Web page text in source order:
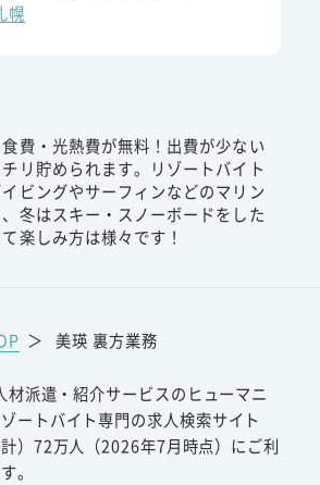
幌
費・光熱費が無料！出費が少ない
リ貯められます。リゾートバイト
ビングやサーフィンなどのマリン
冬はスキー・スノーボードをした
楽しみ方は様々です！
＞ 美瑛 裏方業務
材派遣・紹介サービスのヒューマニ
ートバイト専門の求人検索サイト
）72万人（2026年7月時点）にご利
。